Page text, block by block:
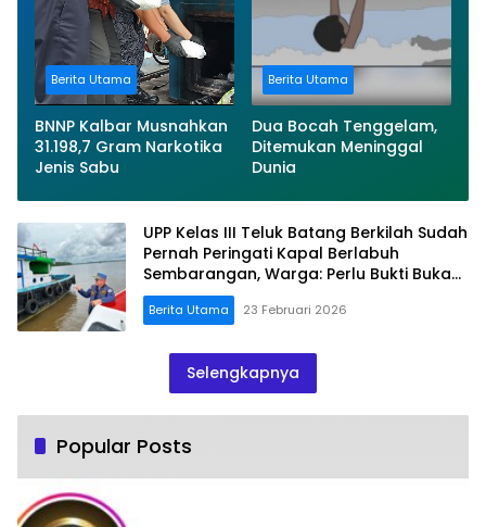
Berita Utama
BNNP Kalbar Musnahkan
31.198,7 Gram Narkotika
Jenis Sabu
Berita Utama
Dua Bocah Tenggelam,
Ditemukan Meninggal
Dunia
UPP Kelas III Teluk Batang Berkilah Sudah
Pernah Peringati Kapal Berlabuh
Sembarangan, Warga: Perlu Bukti Bukan
Janji
Berita Utama 23 Februari 2026
Selengkapnya
Popular Posts